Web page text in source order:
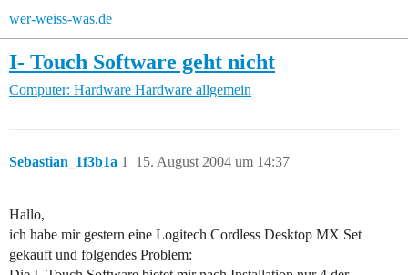
wer-weiss-was.de
I- Touch Software geht nicht
Computer: Hardware Hardware allgemein
Sebastian_1f3b1a 15. August 2004 um 14:37
1
Hallo,
ich habe mir gestern eine Logitech Cordless Desktop MX Set
gekauft und folgendes Problem: